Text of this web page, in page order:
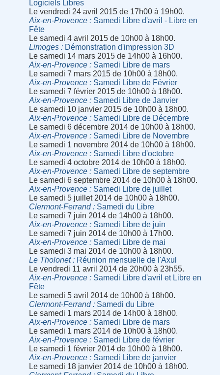
Logiciels Libres
Le vendredi 24 avril 2015 de 17h00 à 19h00.
Aix-en-Provence
Samedi Libre d'avril - Libre en
Fête
Le samedi 4 avril 2015 de 10h00 à 18h00.
Limoges
Démonstration d'impression 3D
Le samedi 14 mars 2015 de 14h00 à 16h00.
Aix-en-Provence
Samedi Libre de mars
Le samedi 7 mars 2015 de 10h00 à 18h00.
Aix-en-Provence
Samedi Libre de Février
Le samedi 7 février 2015 de 10h00 à 18h00.
Aix-en-Provence
Samedi Libre de Janvier
Le samedi 10 janvier 2015 de 10h00 à 18h00.
Aix-en-Provence
Samedi Libre de Décembre
Le samedi 6 décembre 2014 de 10h00 à 18h00.
Aix-en-Provence
Samedi Libre de Novembre
Le samedi 1 novembre 2014 de 10h00 à 18h00.
Aix-en-Provence
Samedi Libre d'octobre
Le samedi 4 octobre 2014 de 10h00 à 18h00.
Aix-en-Provence
Samedi Libre de septembre
Le samedi 6 septembre 2014 de 10h00 à 18h00.
Aix-en-Provence
Samedi Libre de juillet
Le samedi 5 juillet 2014 de 10h00 à 18h00.
Clermont-Ferrand
Samedi du Libre
Le samedi 7 juin 2014 de 14h00 à 18h00.
Aix-en-Provence
Samedi Libre de juin
Le samedi 7 juin 2014 de 10h00 à 17h00.
Aix-en-Provence
Samedi Libre de mai
Le samedi 3 mai 2014 de 10h00 à 18h00.
Le Tholonet
Réunion mensuelle de l'Axul
Le vendredi 11 avril 2014 de 20h00 à 23h55.
Aix-en-Provence
Samedi Libre d'avril et Libre en
Fête
Le samedi 5 avril 2014 de 10h00 à 18h00.
Clermont-Ferrand
Samedi du Libre
Le samedi 1 mars 2014 de 14h00 à 18h00.
Aix-en-Provence
Samedi Libre de mars
Le samedi 1 mars 2014 de 10h00 à 18h00.
Aix-en-Provence
Samedi Libre de février
Le samedi 1 février 2014 de 10h00 à 18h00.
Aix-en-Provence
Samedi Libre de janvier
Le samedi 18 janvier 2014 de 10h00 à 18h00.